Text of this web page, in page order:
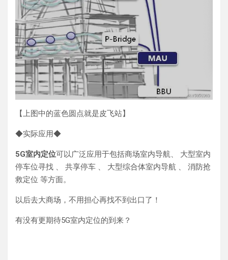
【上图中的蓝色圆点就是皮飞站】
◆实际应用◆
5G室内定位可以广泛应用于包括商场室内导航、 大型室内
停车位寻找 、 共享停车 、 大型综合体室内导航 、 消防抢
救定位 等方面。
以后去大商场，不用担心再找不到出口了！
有没有更期待5G室内定位的到来？